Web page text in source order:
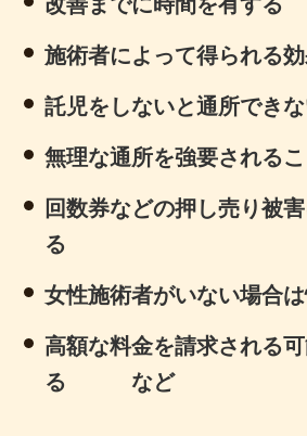
改善までに時間を有する
施術者によって得られる
託児をしないと通所でき
無理な通所を強要される
回数券などの押し売り被
る
女性施術者がいない場合
高額な料金を請求される
る など